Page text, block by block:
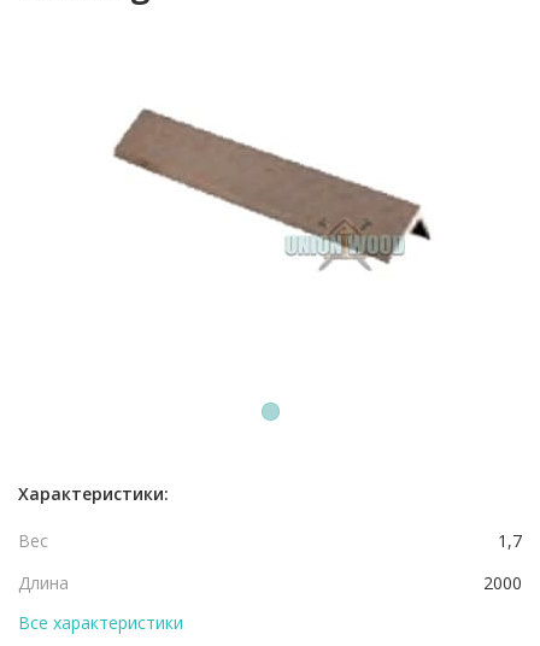
1
Характеристики:
Вес
1,7
Длина
2000
Все характеристики